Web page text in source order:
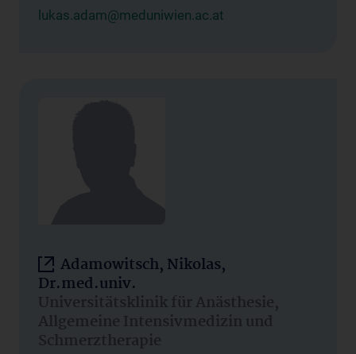
lukas.adam@meduniwien.ac.at
Adamowitsch, Nikolas,
Dr.med.univ.
Universitätsklinik für Anästhesie,
Allgemeine Intensivmedizin und
Schmerztherapie